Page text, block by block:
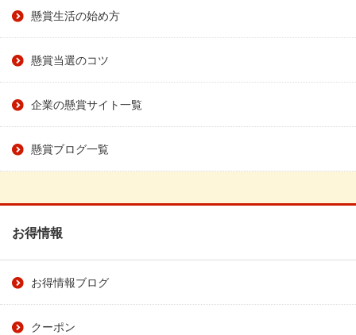
懸賞生活の始め方
懸賞当選のコツ
企業の懸賞サイト一覧
懸賞ブログ一覧
お得情報
お得情報ブログ
クーポン